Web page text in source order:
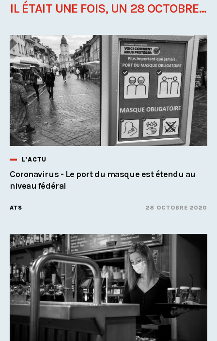
IL ÉTAIT UNE FOIS, UN 28 OCTOBRE...
L'ACTU
Coronavirus - Le port du masque est étendu au
niveau fédéral
ATS 28 OCTOBRE 2020